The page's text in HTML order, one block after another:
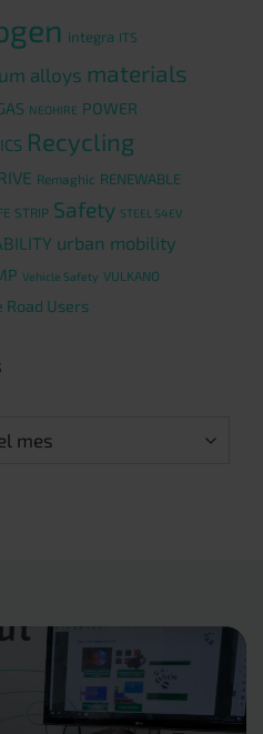
integra ITS
alloys materials
NEOHIRE POWER
Recycling
Remaghic RENEWABLE
STRIP Safety STEEL S4EV
urban mobility
Vehicle Safety VULKANO
Road Users